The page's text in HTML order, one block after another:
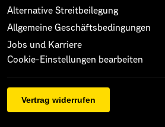
Alternative Streitbeilegung
Allgemeine Geschäftsbedingungen
Jobs und Karriere
Cookie-Einstellungen bearbeiten
Vertrag widerrufen